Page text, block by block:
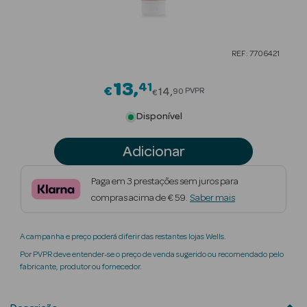
Beauty Season
Beauty Season
Maquilhagem
Beauty Season
Perfumes
REF: 7706421
€13 41Price reduced from
€14 90 PVPR
Disponível
Adicionar
Paga em 3 prestações sem juros para
compras acima de € 59. Saber mais
A campanha e preço poderá diferir das restantes lojas Wells.
Por PVPR deve entender-se o preço de venda sugerido ou recomendado pelo
fabricante, produtor ou fornecedor.